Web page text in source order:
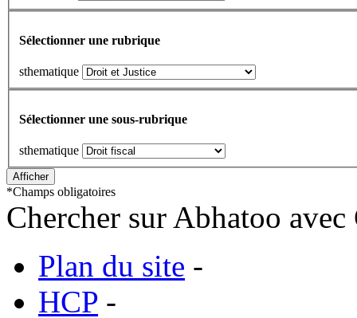
Sélectionner une rubrique
sthematique
Sélectionner une sous-rubrique
sthematique
*Champs obligatoires
Chercher sur Abhatoo
Plan du site -
HCP -